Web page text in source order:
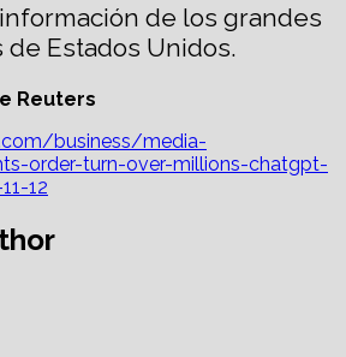
de los grandes
Estados Unidos.
Reuters
business/media-
order-turn-over-millions-chatgpt-
12